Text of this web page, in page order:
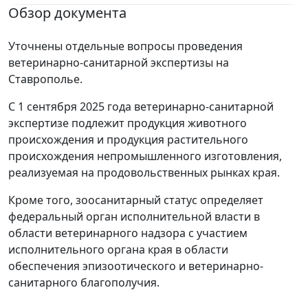
Обзор документа
Уточнены отдельные вопросы проведения
ветеринарно-санитарной экспертизы на
Ставрополье.
С 1 сентября 2025 года ветеринарно-санитарной
экспертизе подлежит продукция животного
происхождения и продукция растительного
происхождения непромышленного изготовления,
реализуемая на продовольственных рынках края.
Кроме того, зоосанитарный статус определяет
федеральный орган исполнительной власти в
области ветеринарного надзора с участием
исполнительного органа края в области
обеспечения эпизоотического и ветеринарно-
санитарного благополучия.